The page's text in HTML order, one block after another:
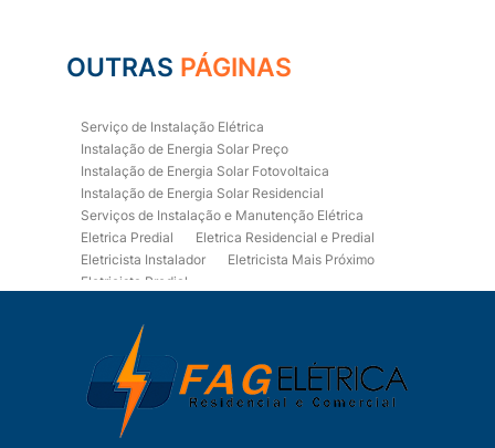
OUTRAS PÁGINAS
Serviço de Instalação Elétrica
Instalação de Energia Solar Preço
Instalação de Energia Solar Fotovoltaica
Instalação de Energia Solar Residencial
Serviços de Instalação e Manutenção Elétrica
Eletrica Predial
Eletrica Residencial e Predial
Eletricista Instalador
Eletricista Mais Próximo
Eletricista Predial
Eletricista Residencial
Eletricista Residencial E Predial
Eletricistas de Manutenção
Empresa de Instalações Elétricas
Empresa de Manutenção Eletrica
Empresa de Prestação de Serviços Eletricos